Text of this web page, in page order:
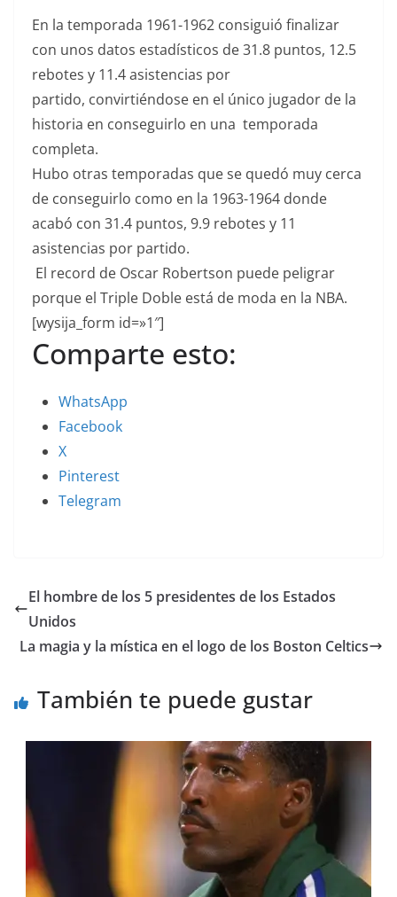
En la temporada 1961-1962 consiguió finalizar
con unos datos estadísticos de 31.8 puntos, 12.5
rebotes y 11.4 asistencias por
partido, convirtiéndose en el único jugador de la
historia en conseguirlo en una temporada
completa.
Hubo otras temporadas que se quedó muy cerca
de conseguirlo como en la 1963-1964 donde
acabó con 31.4 puntos, 9.9 rebotes y 11
asistencias por partido.
El record de Oscar Robertson puede peligrar
porque el Triple Doble está de moda en la NBA.
[wysija_form id=»1″]
Comparte esto:
WhatsApp
Facebook
X
Pinterest
Telegram
El hombre de los 5 presidentes de los Estados
Unidos
La magia y la mística en el logo de los Boston Celtics
También te puede gustar